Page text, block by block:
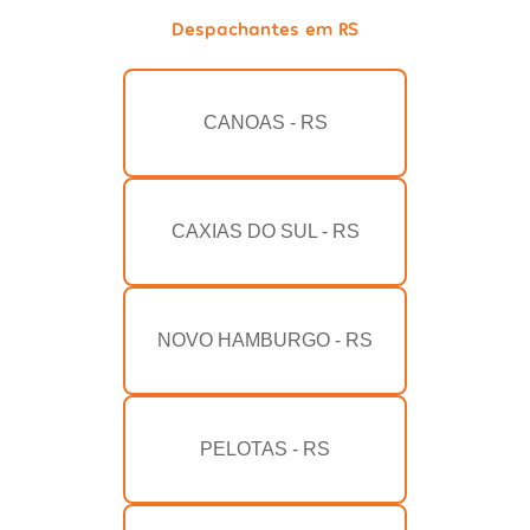
Despachantes em RS
CANOAS - RS
CAXIAS DO SUL - RS
NOVO HAMBURGO - RS
PELOTAS - RS